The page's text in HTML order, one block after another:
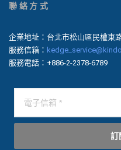
聯絡方式
企業地址：台北市松山區民權東
服務信箱：
服務電話：+886-2-2378-6789
訂